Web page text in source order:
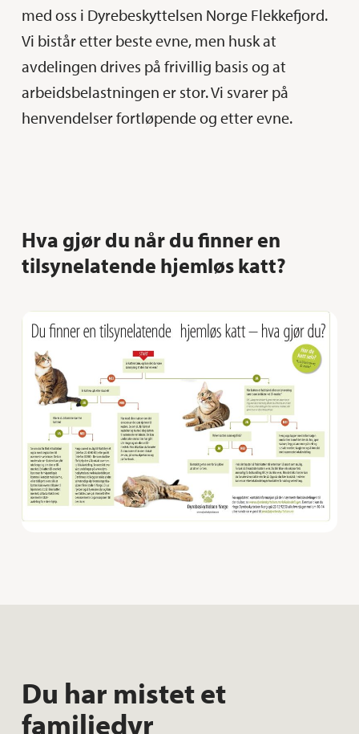
med oss i Dyrebeskyttelsen Norge Flekkefjord.
Vi bistår etter beste evne, men husk at
avdelingen drives på frivillig basis og at
arbeidsbelastningen er stor. Vi svarer på
henvendelser fortløpende og etter evne.
Hva gjør du når du finner en
tilsynelatende hjemløs katt?
Du har mistet et
familiedyr